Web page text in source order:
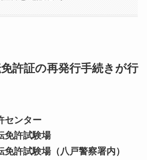
許証の再発行手続きが行
センター
免許試験場
免許試験場（八戸警察署内）